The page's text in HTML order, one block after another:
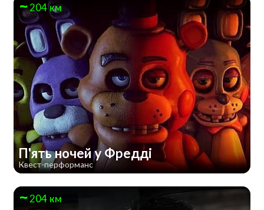
204 км
П'ять ночей у Фредді
Квест-перформанс
204 км